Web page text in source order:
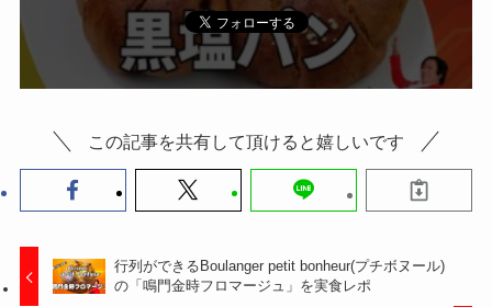
この記事を共有して頂けると嬉しいです
行列ができるBoulanger petit bonheur(プチボヌール)
の「鳴門金時フロマージュ」を実食レポ